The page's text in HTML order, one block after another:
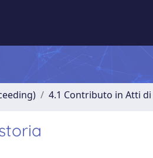
4.1 Contributo in Atti